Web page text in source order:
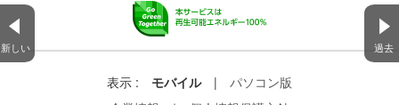
新しい 過去
表示 : モバイル |
パソコン版